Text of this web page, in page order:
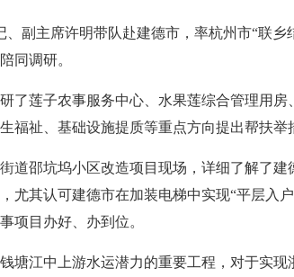
、副主席许明带队赴建德市，率杭州市“联
同调研。
了莲子农事服务中心、水果莲综合管理用
福祉、基础设施提质等重点方向提出帮扶举
道邵坑坞小区改造项目现场，详细了解了
尤其认可建德市在加装电梯中实现“平层入
项目办好、办到位。
塘江中上游水运潜力的重要工程，对于实